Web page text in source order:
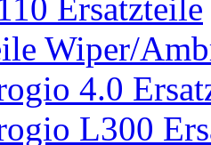
Ersatzteile
Wiper/
4.0
L300